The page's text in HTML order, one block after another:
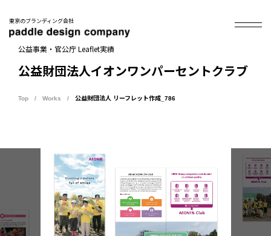
東京のブランディング会社
公益事業・官公庁 Leaflet実績
公益財団法人イオンワンパーセントクラブ
Top Works 公益財団法人 リーフレット作成_786